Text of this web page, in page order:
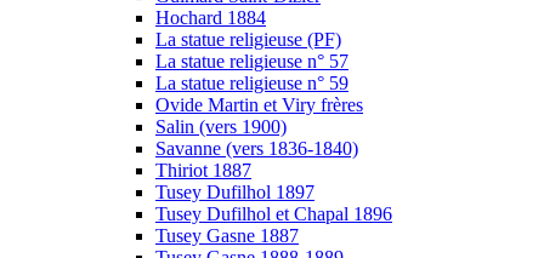
Hochard 1884
La statue religieuse (PF)
La statue religieuse n° 57
La statue religieuse n° 59
Ovide Martin et Viry frères
Salin (vers 1900)
Savanne (vers 1836-1840)
Thiriot 1887
Tusey Dufilhol 1897
Tusey Dufilhol et Chapal 1896
Tusey Gasne 1887